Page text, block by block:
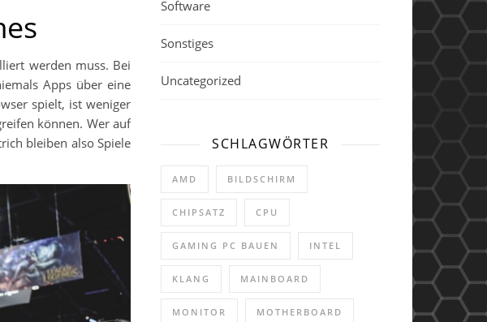
werden muss. Bei
Apps über eine
spielt, ist weniger
können. Wer auf
bleiben also Spiele
Software
Sonstiges
Uncategorized
SCHLAGWÖRTER
AMD BILDSCHIRM
CHIPSATZ CPU
GAMING PC BAUEN INTEL
KLANG MAINBOARD
MONITOR MOTHERBOARD